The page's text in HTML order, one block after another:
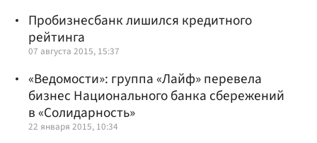
Пробизнесбанк лишился кредитного
рейтинга
07 августа 2015, 15:37
«Ведомости»: группа «Лайф» перевела
бизнес Национального банка сбережений
в «Солидарность»
22 января 2015, 10:34